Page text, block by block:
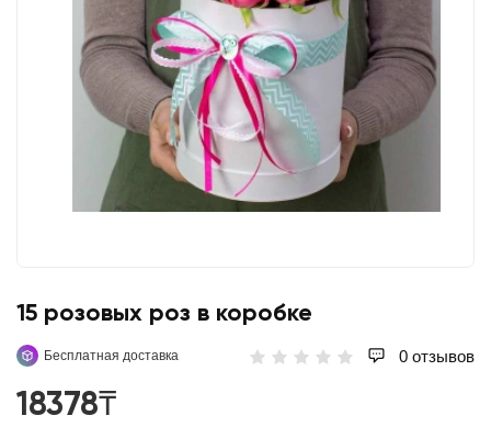
15 розовых роз в коробке
Бесплатная доставка 0 отзывов
18378₸